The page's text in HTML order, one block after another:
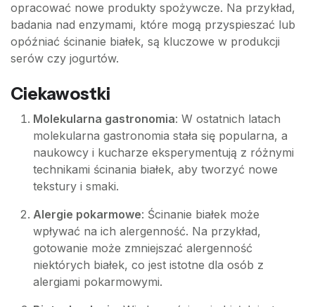
opracować nowe produkty spożywcze. Na przykład,
badania nad enzymami, które mogą przyspieszać lub
opóźniać ścinanie białek, są kluczowe w produkcji
serów czy jogurtów.
Ciekawostki
Molekularna gastronomia: W ostatnich latach
molekularna gastronomia stała się popularna, a
naukowcy i kucharze eksperymentują z różnymi
technikami ścinania białek, aby tworzyć nowe
tekstury i smaki.
Alergie pokarmowe: Ścinanie białek może
wpływać na ich alergenność. Na przykład,
gotowanie może zmniejszać alergenność
niektórych białek, co jest istotne dla osób z
alergiami pokarmowymi.